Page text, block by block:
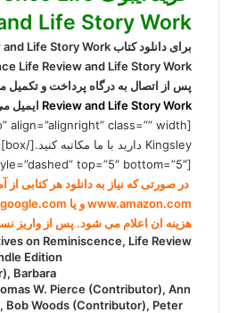
Life Story Work
پس از اتصال به درگاه پرداخت و تکمیل
Review and Life Story Work ایمیل
Kingsley دارید با ما مکاتبه کنید.[/box]
[divider style=”dashed” top=”5″ bottom=”5″]
در صورتی که نیاز به دانلود هر کتابی
www.amazon.com و یا books.google.com برای ما ارسال کنید (راههای ارتباطی در صفحه
هزینه ان اعلام می شود. پس از واریز
on Reminiscence, Life Review
Edition
Barbara
W. Pierce (Contributor), Ann
Bob Woods (Contributor), Peter